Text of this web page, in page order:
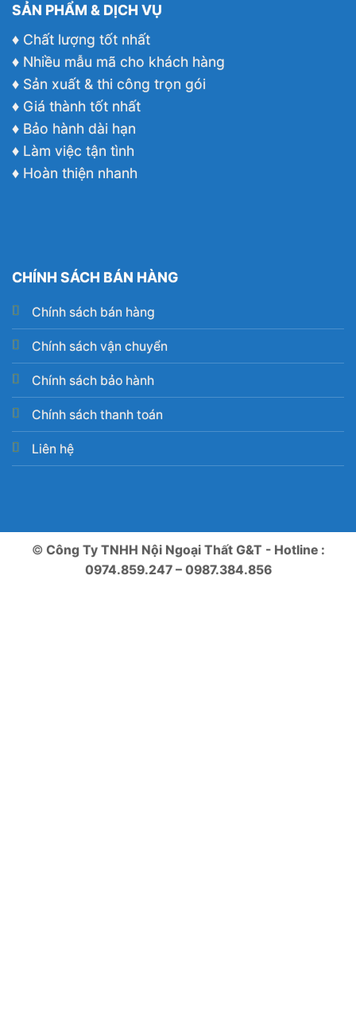
SẢN PHẨM & DỊCH VỤ
♦ Chất lượng tốt nhất
♦ Nhiều mẫu mã cho khách hàng
♦ Sản xuất & thi công trọn gói
♦ Giá thành tốt nhất
♦ Bảo hành dài hạn
♦ Làm việc tận tình
♦ Hoàn thiện nhanh
CHÍNH SÁCH BÁN HÀNG
Chính sách bán hàng
Chính sách vận chuyển
Chính sách bảo hành
Chính sách thanh toán
Liên hệ
© Công Ty TNHH Nội Ngoại Thất G&T - Hotline :
0974.859.247 – 0987.384.856